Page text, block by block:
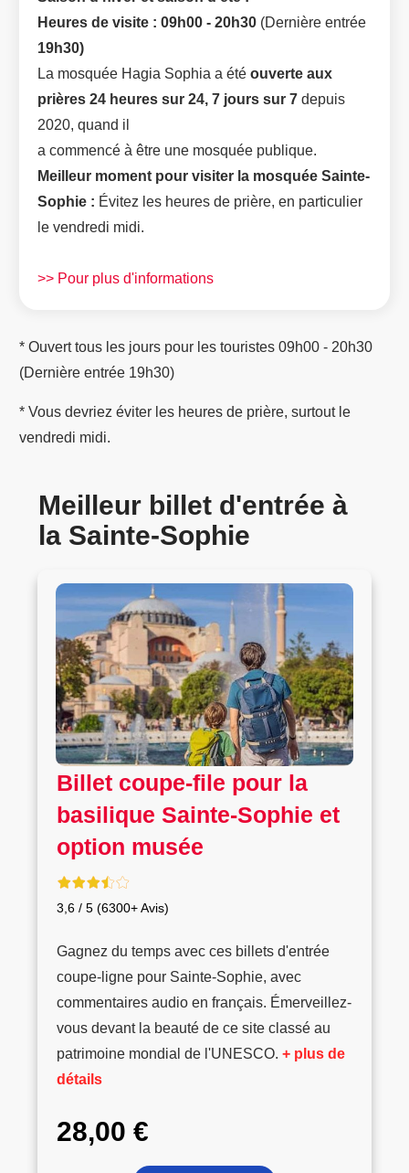
Heures de visite : 09h00 - 20h30 (Dernière entrée
19h30)
La mosquée Hagia Sophia a été ouverte aux
prières 24 heures sur 24, 7 jours sur 7 depuis
2020, quand il
a commencé à être une mosquée publique.
Meilleur moment pour visiter la mosquée Sainte-
Sophie : Évitez les heures de prière, en particulier
le vendredi midi.
>> Pour plus d'informations
* Ouvert tous les jours pour les touristes 09h00 - 20h30
(Dernière entrée 19h30)
* Vous devriez éviter les heures de prière, surtout le
vendredi midi.
Meilleur billet d'entrée à
la Sainte-Sophie
Billet coupe-file pour la
basilique Sainte-Sophie et
option musée
3,6 / 5 (6300+ Avis)
Gagnez du temps avec ces billets d'entrée
coupe-ligne pour Sainte-Sophie, avec
commentaires audio en français. Émerveillez-
vous devant la beauté de ce site classé au
patrimoine mondial de l'UNESCO. + plus de
détails
28,00 €